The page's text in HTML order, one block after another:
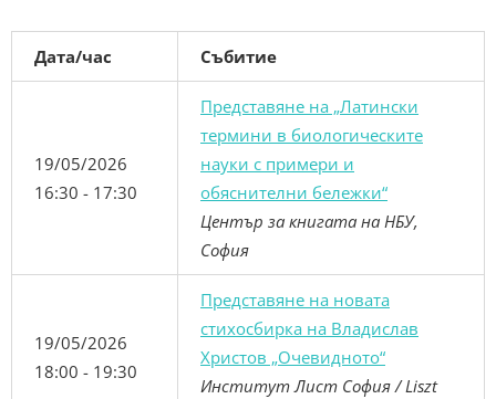
Дата/час Събитие
19/05/2026
16:30 - 17:30
Представяне на „Латински
термини в биологическите
науки с примери и
обяснителни бележки“
Център за книгата на НБУ,
София
19/05/2026
18:00 - 19:30
Представяне на новата
стихосбирка на Владислав
Христов „Очевидното“
Институт Лист София / Liszt